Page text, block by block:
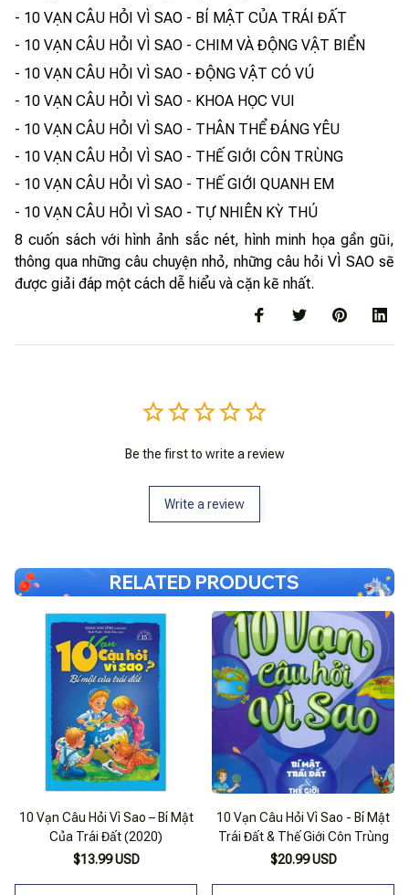
- 10 VẠN CÂU HỎI VÌ SAO - BÍ MẬT CỦA TRÁI ĐẤT
- 10 VẠN CÂU HỎI VÌ SAO - CHIM VÀ ĐỘNG VẬT BIỂN
- 10 VẠN CÂU HỎI VÌ SAO - ĐỘNG VẬT CÓ VÚ
- 10 VẠN CÂU HỎI VÌ SAO - KHOA HỌC VUI
- 10 VẠN CÂU HỎI VÌ SAO - THÂN THỂ ĐÁNG YÊU
- 10 VẠN CÂU HỎI VÌ SAO - THẾ GIỚI CÔN TRÙNG
- 10 VẠN CÂU HỎI VÌ SAO - THẾ GIỚI QUANH EM
- 10 VẠN CÂU HỎI VÌ SAO - TỰ NHIÊN KỲ THÚ
8 cuốn sách với hình ảnh sắc nét, hình minh họa gần gũi,
thông qua những câu chuyện nhỏ, những câu hỏi VÌ SAO sẽ
được giải đáp một cách dễ hiểu và cặn kẽ nhất.
Be the first to write a review
Write a review
RELATED PRODUCTS
10 Vạn Câu Hỏi Vì Sao – Bí Mật
Của Trái Đất (2020)
$13.99 USD
10 Vạn Câu Hỏi Vì Sao - Bí Mật
Trái Đất & Thế Giới Côn Trùng
$20.99 USD